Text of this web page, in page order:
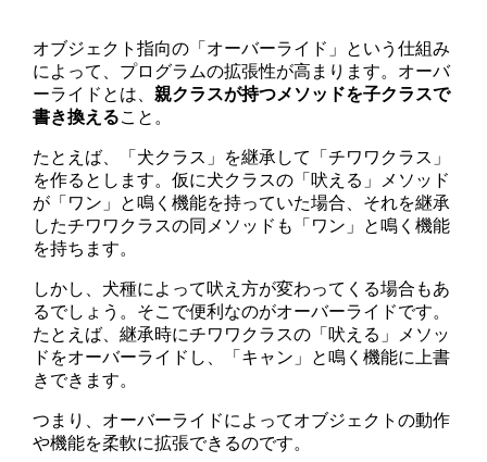
オブジェクト指向の「オーバーライド」という仕組み
によって、プログラムの拡張性が高まります。オーバ
ーライドとは、親クラスが持つメソッドを子クラスで
書き換えること。
たとえば、「犬クラス」を継承して「チワワクラス」
を作るとします。仮に犬クラスの「吠える」メソッド
が「ワン」と鳴く機能を持っていた場合、それを継承
したチワワクラスの同メソッドも「ワン」と鳴く機能
を持ちます。
しかし、犬種によって吠え方が変わってくる場合もあ
るでしょう。そこで便利なのがオーバーライドです。
たとえば、継承時にチワワクラスの「吠える」メソッ
ドをオーバーライドし、「キャン」と鳴く機能に上書
きできます。
つまり、オーバーライドによってオブジェクトの動作
や機能を柔軟に拡張できるのです。